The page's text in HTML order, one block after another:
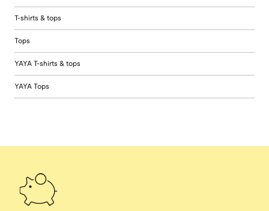
T-shirts & tops
Tops
YAYA T-shirts & tops
YAYA Tops